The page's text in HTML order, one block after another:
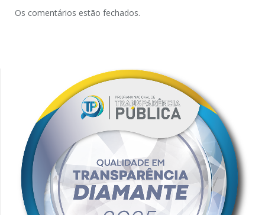
Os comentários estão fechados.